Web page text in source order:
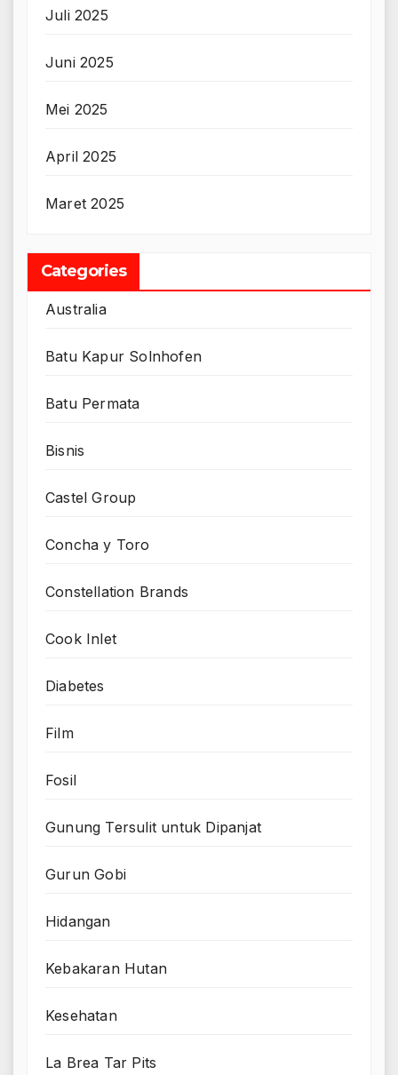
Juli 2025
Juni 2025
Mei 2025
April 2025
Maret 2025
Categories
Australia
Batu Kapur Solnhofen
Batu Permata
Bisnis
Castel Group
Concha y Toro
Constellation Brands
Cook Inlet
Diabetes
Film
Fosil
Gunung Tersulit untuk Dipanjat
Gurun Gobi
Hidangan
Kebakaran Hutan
Kesehatan
La Brea Tar Pits